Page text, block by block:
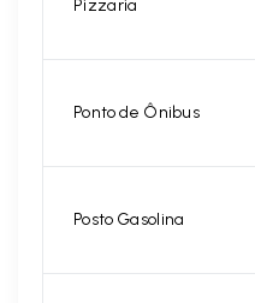
Pizzaria
Ponto de Ônibus
Posto Gasolina